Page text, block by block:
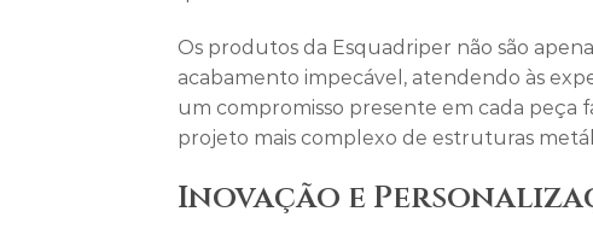
Os produtos da Esquadriper não são
acabamento impecável, atendendo às
um compromisso presente em cada peça
projeto mais complexo de estruturas
Inovação e